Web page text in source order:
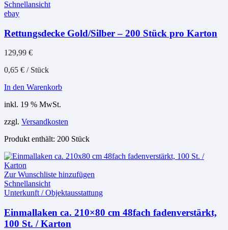
Schnellansicht
ebay
Rettungsdecke Gold/Silber – 200 Stück pro Karton
129,99 €
0,65 € / Stück
In den Warenkorb
inkl. 19 % MwSt.
zzgl. Versandkosten
Produkt enthält: 200 Stück
Zur Wunschliste hinzufügen
Schnellansicht
Unterkunft / Objektausstattung
Einmallaken ca. 210×80 cm 48fach fadenverstärkt,
100 St. / Karton